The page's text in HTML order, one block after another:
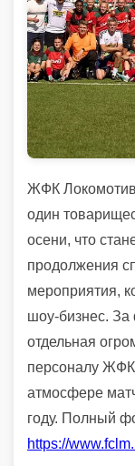
ЖФК
один
осени, что
продолжения
мероприятия,
шоу-бизнес. За
отдельная
персоналу
атмосфере
году. Полный
https://